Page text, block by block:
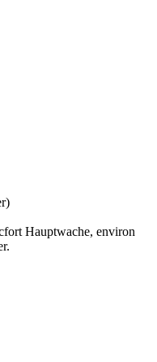
Hauptwache, environ